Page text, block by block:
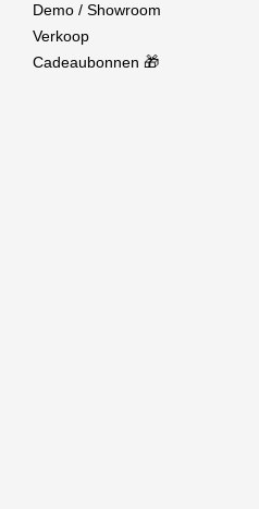
Demo / Showroom
Verkoop
Cadeaubonnen 🎁